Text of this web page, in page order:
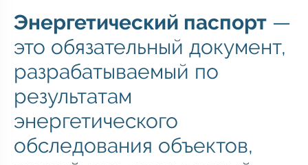
Энергетический паспорт —
это обязательный документ,
разрабатываемый по
результатам
энергетического
обследования объектов,